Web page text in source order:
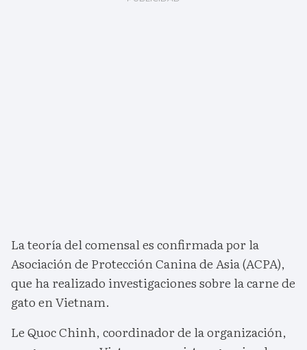
La teoría del comensal es confirmada por la
Asociación de Protección Canina de Asia (ACPA),
que ha realizado investigaciones sobre la carne de
gato en Vietnam.
Le Quoc Chinh, coordinador de la organización,